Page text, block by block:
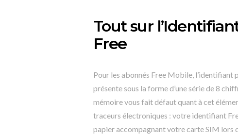
Tout sur
Free
Pour les abonnés Free Mobile, l’identifiant
présente sous la forme d’une série de 8
mémoire vous fait défaut quant à cet
traceurs électroniques : votre identifiant
papier accompagnant votre carte SIM lors